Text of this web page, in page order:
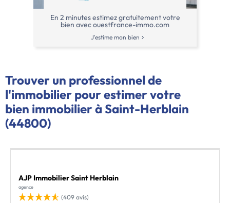
En 2 minutes estimez gratuitement votre
bien avec ouestfrance-immo.com
J'estime mon bien
Trouver un professionnel de
l'immobilier pour estimer votre
bien immobilier à Saint-Herblain
(44800)
AJP Immobilier Saint Herblain
agence
(409 avis)